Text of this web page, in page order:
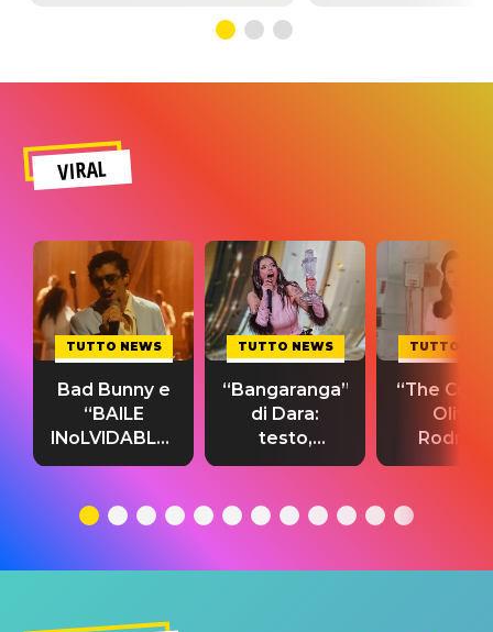
VIRAL
TUTTO NEWS
Bad Bunny e
“BAILE
INoLVIDABLE”:
testo,
significato
TUTTO NEWS
“Bangaranga”
di Dara:
testo,
traduzione e
del singolo
TUTTO
“The
Olivia
testo,